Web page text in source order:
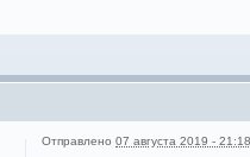
Отправлено 07 августа 2019 - 21:18